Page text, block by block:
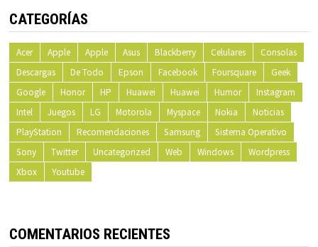
CATEGORÍAS
Acer Apple Apple Asus Blackberry Celulares
Consolas
Descargas
De Todo Epson Facebook Foursquare
Geek
Google
Honor HP Huawei Huawei Humor
Instagram
Intel
Juegos LG Motorola Myspace Nokia
Noticias
PlayStation
Recomendaciones Samsung
Sistema Operativo
Sony
Twitter Uncategorized Web Windows
Wordpress
Xbox
Youtube
COMENTARIOS RECIENTES